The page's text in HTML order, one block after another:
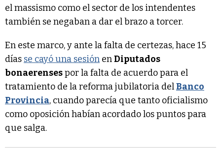
el massismo como el sector de los intendentes
también se negaban a dar el brazo a torcer.
En este marco, y ante la falta de certezas, hace 15
días se cayó una sesión enDiputados
bonaerensespor la falta de acuerdo para el
tratamiento de la reforma jubilatoria delBanco
Provincia, cuando parecía que tanto oficialismo
como oposición habían acordado los puntos para
que salga.